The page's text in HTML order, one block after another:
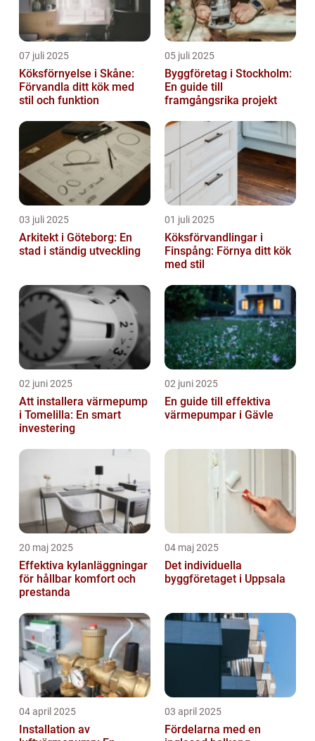
07 juli 2025
Köksförnyelse i Skåne:
Förvandla ditt kök med
stil och funktion
05 juli 2025
Byggföretag i Stockholm:
En guide till
framgångsrika projekt
03 juli 2025
Arkitekt i Göteborg: En
stad i ständig utveckling
01 juli 2025
Köksförvandlingar i
Finspång: Förnya ditt kök
med stil
02 juni 2025
Att installera värmepump
i Tomelilla: En smart
investering
02 juni 2025
En guide till effektiva
värmepumpar i Gävle
20 maj 2025
Effektiva kylanläggningar
för hållbar komfort och
prestanda
04 maj 2025
Det individuella
byggföretaget i Uppsala
04 april 2025
Installation av
03 april 2025
Fördelarna med en